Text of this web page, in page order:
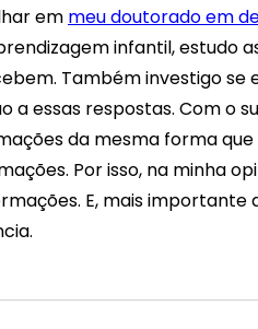
em meu doutorado em
infantil, estudo
Também investigo se
a essas respostas. Com o
da mesma forma
Por isso, na minha
E, mais importante